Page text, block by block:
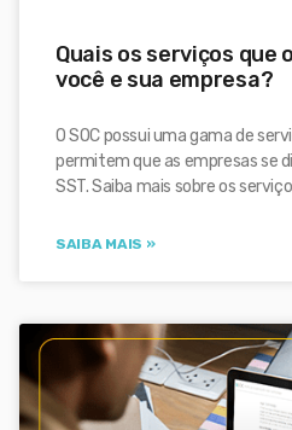
Quais os serviços que
você e sua empresa?
O SOC possui uma gama de
permitem que as empresas se
SST. Saiba mais sobre os
SAIBA MAIS »